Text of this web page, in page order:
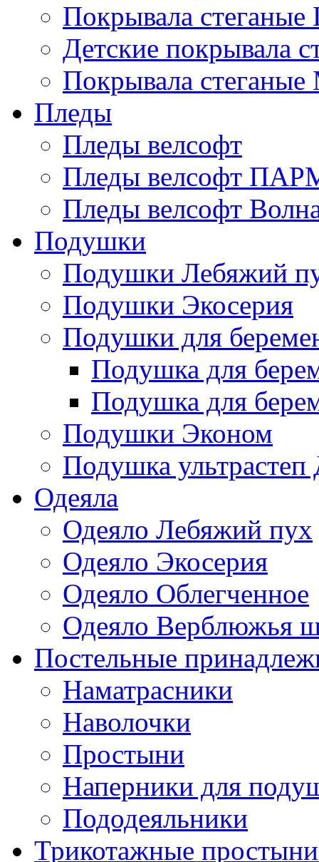
Покрывала стеганые
Детские покрывала
Покрывала
Пледы
Пледы велсофт
Пледы велсофт
Пледы велсофт
Подушки
Подушки Лебяжий
Подушки Экосерия
Подушки для
Подушка для
Подушка для
Подушки Эконом
Подушка ультрастеп
Одеяла
Одеяло Лебяжий пух
Одеяло Экосерия
Одеяло Облегченное
Одеяло Верблюжья
Постельные
Наматрасники
Наволочки
Простыни
Наперники для
Пододеяльники
Трикотажные